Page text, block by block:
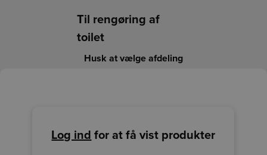
Til rengøring af
toilet
Husk at vælge afdeling
Log ind for at få vist produkter